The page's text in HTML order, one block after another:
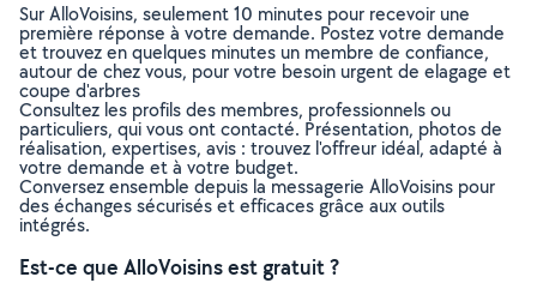
Sur AlloVoisins, seulement 10 minutes pour recevoir une
première réponse à votre demande. Postez votre demande
et trouvez en quelques minutes un membre de confiance,
autour de chez vous, pour votre besoin urgent de elagage et
coupe d'arbres
Consultez les profils des membres, professionnels ou
particuliers, qui vous ont contacté. Présentation, photos de
réalisation, expertises, avis : trouvez l'offreur idéal, adapté à
votre demande et à votre budget.
Conversez ensemble depuis la messagerie AlloVoisins pour
des échanges sécurisés et efficaces grâce aux outils
intégrés.
Est-ce que AlloVoisins est gratuit ?